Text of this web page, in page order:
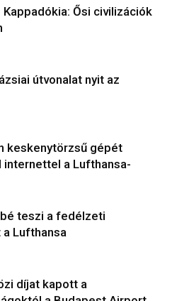
Kappadókia: Ősi civilizációk
útvonalat nyit az
keskenytörzsű gépét
a Lufthansa-
teszi a fedélzeti
Lufthansa
díjat kapott a